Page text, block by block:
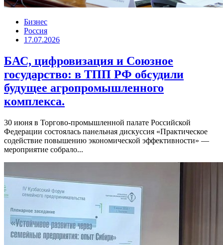
Бизнес
Россия
17.07.2026
БАС, цифровизация и Союзное
государство: в ТПП РФ обсудили
будущее агропромышленного
комплекса.
30 июня в Торгово-промышленной палате Российской
Федерации состоялась панельная дискуссия «Практическое
содействие повышению экономической эффективности» —
мероприятие собрало...